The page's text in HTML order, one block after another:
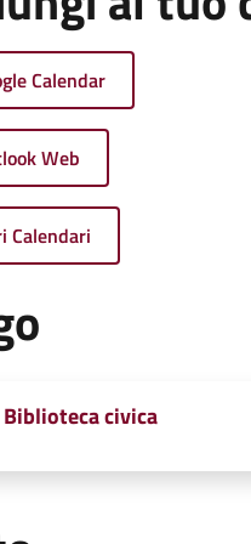
Calendar
Web
Calendari
Biblioteca civica